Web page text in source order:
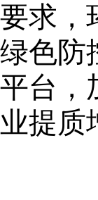
要求，
绿色防
平台，
业提质